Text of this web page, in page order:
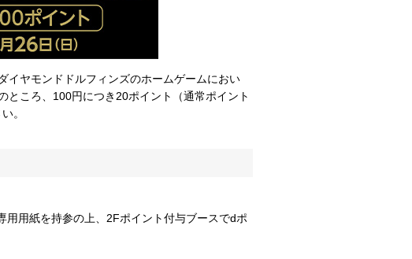
イヤモンドドルフィンズのホームゲームにおい
ころ、100円につき20ポイント（通常ポイント
。
用紙を持参の上、2Fポイント付与ブースでdポ